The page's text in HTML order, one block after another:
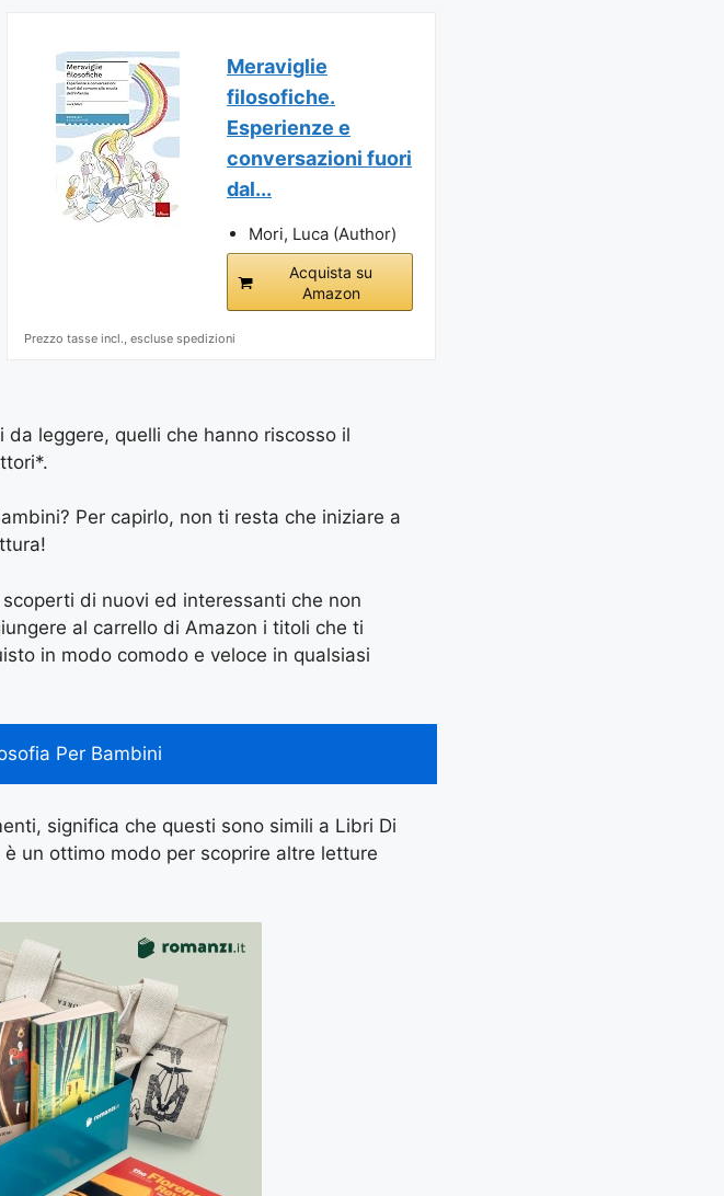
Meraviglie
filosofiche.
Esperienze e
conversazioni fuori
dal...
Mori, Luca (Author)
Acquista su
Amazon
Prezzo tasse incl., escluse spedizioni
leggere, quelli che hanno riscosso il
Per capirlo, non ti resta che iniziare a
di nuovi ed interessanti che non
al carrello di Amazon i titoli che ti
in modo comodo e veloce in qualsiasi
Per Bambini
significa che questi sono simili a Libri Di
un ottimo modo per scoprire altre letture